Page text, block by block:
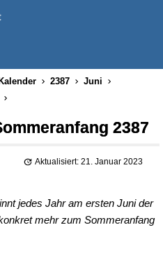
2387
Juni
2387
Aktualisiert: 21. Januar 2023
jedes Jahr am ersten Juni der
mehr zum Sommeranfang